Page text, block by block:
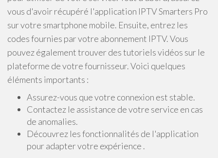
vous d'avoir récupéré l'application IPTV Smarters Pro
sur votre smartphone mobile. Ensuite, entrez les
codes fournies par votre abonnement IPTV. Vous
pouvez également trouver des tutoriels vidéos sur le
plateforme de votre fournisseur. Voici quelques
éléments importants :
Assurez-vous que votre connexion est stable.
Contactez le assistance de votre service en cas
de anomalies.
Découvrez les fonctionnalités de l'application
pour adapter votre expérience .